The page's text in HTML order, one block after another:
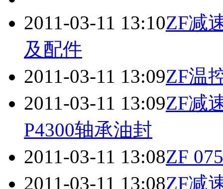
2011-03-11 13:10ZF减
及配件
2011-03-11 13:09ZF温
2011-03-11 13:09ZF减
P4300轴承油封
2011-03-11 13:08ZF
2011-03-11 13:08ZF减